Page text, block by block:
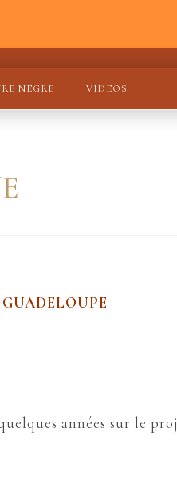
NÈGRE VIDEOS
années sur le